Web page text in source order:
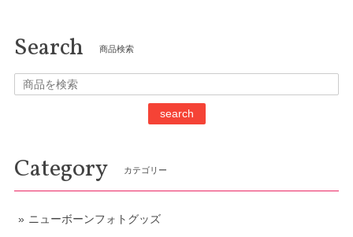
Search 商品検索
search
Category カテゴリー
ニューボーンフォトグッズ